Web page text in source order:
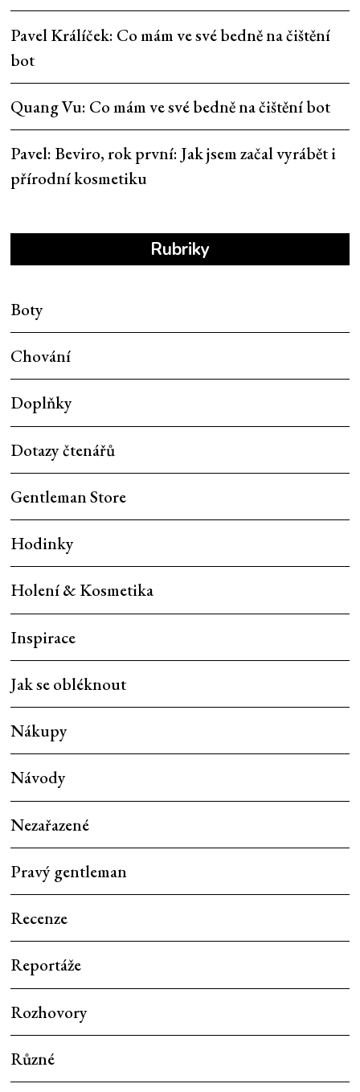
Pavel Králíček: Co mám ve své bedně na čištění
bot
Quang Vu: Co mám ve své bedně na čištění bot
Pavel: Beviro, rok první: Jak jsem začal vyrábět i
přírodní kosmetiku
Rubriky
Boty
Chování
Doplňky
Dotazy čtenářů
Gentleman Store
Hodinky
Holení & Kosmetika
Inspirace
Jak se obléknout
Nákupy
Návody
Nezařazené
Pravý gentleman
Recenze
Reportáže
Rozhovory
Různé